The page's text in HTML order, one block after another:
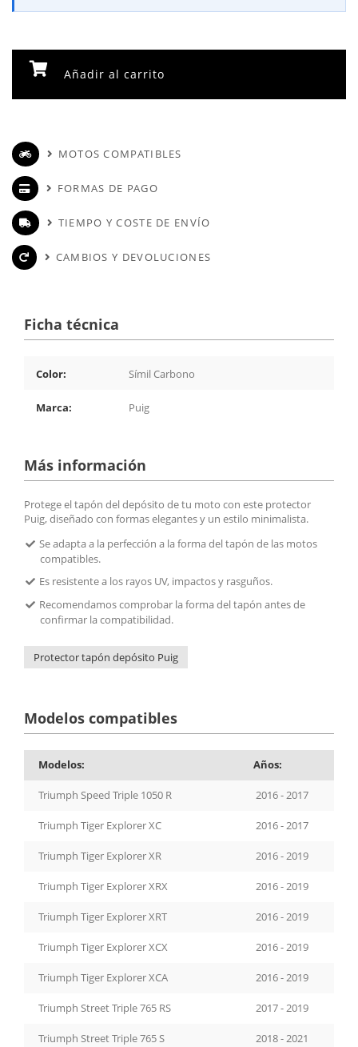
Añadir al carrito
MOTOS COMPATIBLES
FORMAS DE PAGO
TIEMPO Y COSTE DE ENVÍO
CAMBIOS Y DEVOLUCIONES
Ficha técnica
Color: Símil Carbono
Marca: Puig
Más información
Protege el tapón del depósito de tu moto con este protector
Puig, diseñado con formas elegantes y un estilo minimalista.
Se adapta a la perfección a la forma del tapón de las motos
compatibles.
Es resistente a los rayos UV, impactos y rasguños.
Recomendamos comprobar la forma del tapón antes de
confirmar la compatibilidad.
Protector tapón depósito Puig
Modelos compatibles
Modelos: Años:
Triumph Speed Triple 1050 R 2016 - 2017
Triumph Tiger Explorer XC 2016 - 2017
Triumph Tiger Explorer XR 2016 - 2019
Triumph Tiger Explorer XRX 2016 - 2019
Triumph Tiger Explorer XRT 2016 - 2019
Triumph Tiger Explorer XCX 2016 - 2019
Triumph Tiger Explorer XCA 2016 - 2019
Triumph Street Triple 765 RS 2017 - 2019
Triumph Street Triple 765 S 2018 - 2021